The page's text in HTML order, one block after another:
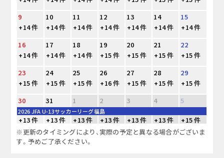
9
10 11 12 13 14
15
+14 件
+14 件 +14 件 +14 件 +14 件 +14 件
+14 件
16
17 18 19 20 21
22
+14 件
+14 件 +14 件 +15 件 +15 件 +15 件
+15 件
23
24 25 26 27 28
29
+15 件
+15 件 +15 件 +16 件 +15 件 +15 件
+15 件
30
31 1 2 3 4 5
2026 JFA U-13サッカーリーグ福島
+13 件 +13 件 +13 件 +13 件 +13 件 +13 件
+15 件
※更新のタイミングにより、実際の予定と異なる場合がございま
す。予めご了承ください。